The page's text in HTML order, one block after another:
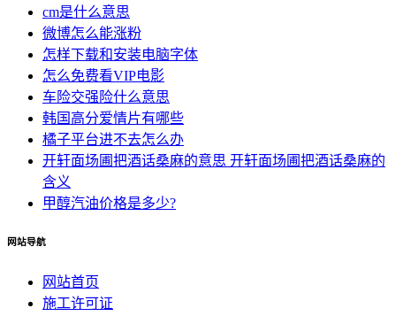
cm是什么意思
微博怎么能涨粉
怎样下载和安装电脑字体
怎么免费看VIP电影
车险交强险什么意思
韩国高分爱情片有哪些
橘子平台进不去怎么办
开轩面场圃把酒话桑麻的意思 开轩面场圃把酒话桑麻的
含义
甲醇汽油价格是多少?
网站导航
网站首页
施工许可证